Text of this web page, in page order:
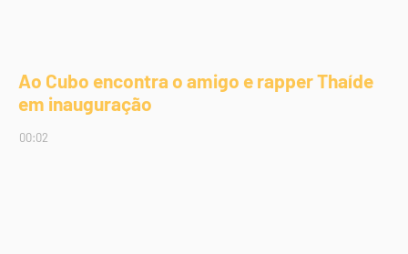
Ao Cubo encontra o amigo e rapper Thaíde
em inauguração
00:02